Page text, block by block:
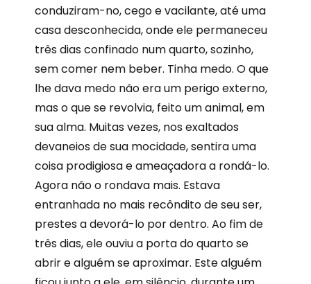
conduziram-no, cego e vacilante, até uma
casa desconhecida, onde ele permaneceu
três dias confinado num quarto, sozinho,
sem comer nem beber. Tinha medo. O que
lhe dava medo não era um perigo externo,
mas o que se revolvia, feito um animal, em
sua alma. Muitas vezes, nos exaltados
devaneios de sua mocidade, sentira uma
coisa prodigiosa e ameaçadora a rondá-lo.
Agora não o rondava mais. Estava
entranhada no mais recôndito de seu ser,
prestes a devorá-lo por dentro. Ao fim de
três dias, ele ouviu a porta do quarto se
abrir e alguém se aproximar. Este alguém